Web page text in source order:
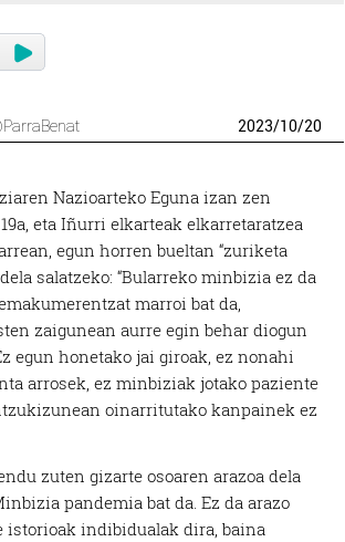
2023/10/20
Nazioarteko Eguna izan zen
eta Iñurri elkarteak elkarretaratzea
egun horren bueltan “zuriketa
salatzeko: “Bularreko minbizia ez da
marroi bat da,
zaigunean aurre egin behar diogun
egun honetako jai giroak, ez nonahi
arrosek, ez minbiziak jotako paziente
oinarritutako kanpainek ez
zuten gizarte osoaren arazoa dela
pandemia bat da. Ez da arazo
istorioak indibidualak dira, baina